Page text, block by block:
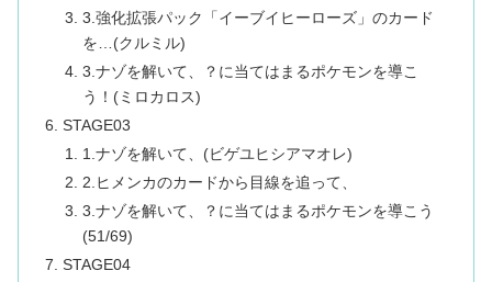
3.強化拡張パック「イーブイヒーローズ」のカード
を…(クルミル)
3.ナゾを解いて、？に当てはまるポケモンを導こ
う！(ミロカロス)
STAGE03
1.ナゾを解いて、(ビゲユヒシアマオレ)
2.ヒメンカのカードから目線を追って、
3.ナゾを解いて、？に当てはまるポケモンを導こう
(51/69)
STAGE04